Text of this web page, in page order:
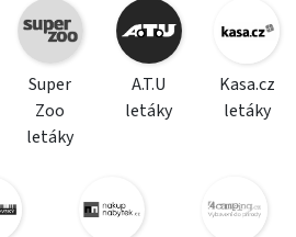
Super
Zoo
letáky
A.T.U
letáky
Kasa.cz
letáky